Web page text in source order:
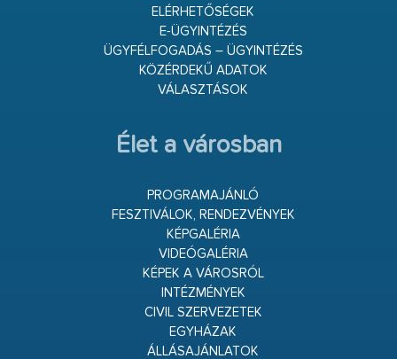
ELÉRHETŐSÉGEK
E-ÜGYINTÉZÉS
ÜGYFÉLFOGADÁS – ÜGYINTÉZÉS
KÖZÉRDEKŰ ADATOK
VÁLASZTÁSOK
Élet a városban
PROGRAMAJÁNLÓ
FESZTIVÁLOK, RENDEZVÉNYEK
KÉPGALÉRIA
VIDEÓGALÉRIA
KÉPEK A VÁROSRÓL
INTÉZMÉNYEK
CIVIL SZERVEZETEK
EGYHÁZAK
ÁLLÁSAJÁNLATOK